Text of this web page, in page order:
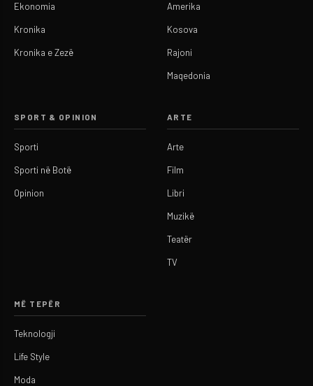
Ekonomia
Kronika
Kronika e Zezë
Amerika
Kosova
Rajoni
Maqedonia
SPORT & OPINION
Sporti
Sporti në Botë
Opinion
ARTE
Arte
Film
Libri
Muzikë
Teatër
TV
MË TEPËR
Teknologji
Life Style
Moda